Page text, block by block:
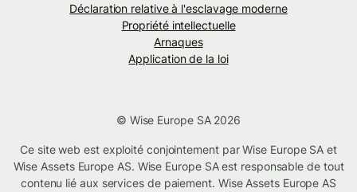
Déclaration relative à l'esclavage moderne
Propriété intellectuelle
Arnaques
Application de la loi
© Wise Europe SA 2026
Ce site web est exploité conjointement par Wise Europe SA et
Wise Assets Europe AS. Wise Europe SA est responsable de tout
contenu lié aux services de paiement. Wise Assets Europe AS